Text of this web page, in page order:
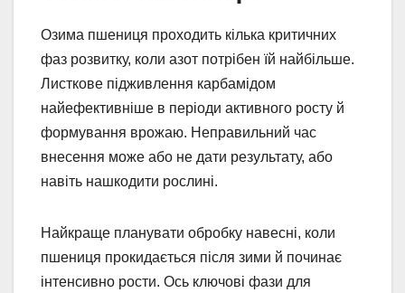
Озима пшениця проходить кілька критичних
фаз розвитку, коли азот потрібен їй найбільше.
Листкове підживлення карбамідом
найефективніше в періоди активного росту й
формування врожаю. Неправильний час
внесення може або не дати результату, або
навіть нашкодити рослині.
Найкраще планувати обробку навесні, коли
пшениця прокидається після зими й починає
інтенсивно рости. Ось ключові фази для